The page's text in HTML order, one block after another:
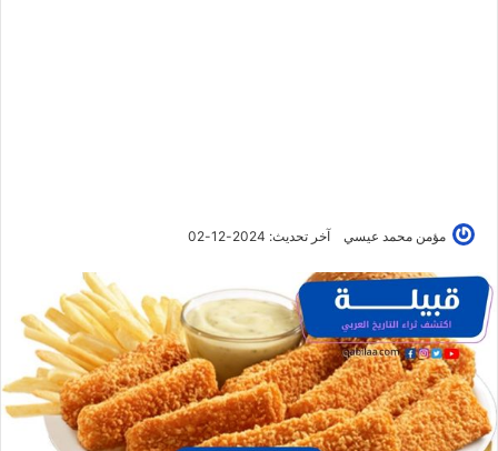
مؤمن محمد عيسي آخر تحديث: 2024-12-02